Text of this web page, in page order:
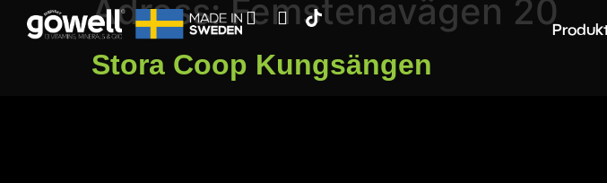
Adress:Femstenavägen 20
Stora Coop Kungsängen